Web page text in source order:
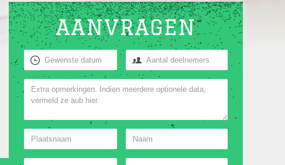
AANVRAGEN